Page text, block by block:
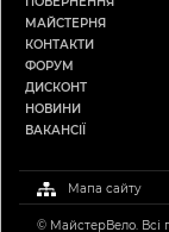
МАЙСТЕРНЯ
КОНТАКТИ
ФОРУМ
ДИСКОНТ
НОВИНИ
ВАКАНСІЇ
Мапа сайту
© МайстерВело. Всі